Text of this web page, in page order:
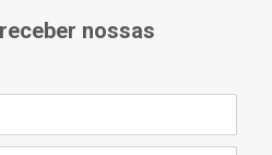
nossas